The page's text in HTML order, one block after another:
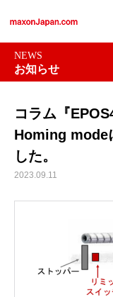
NEWS
お知らせ
コラム『
Homing mode
した。
2023.09.11